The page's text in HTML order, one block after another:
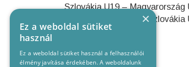
Szlovákia U19 – Magyarország
Magyarország U19 –
×
Ez a weboldal sütiket
használ
Ez a weboldal sütiket használ a felhasználói
élmény javítása érdekében. A weboldalunk